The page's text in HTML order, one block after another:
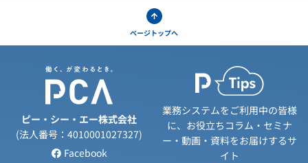
ページトップへ
ピー・シー・エー株式会社
(法人番号：4010001027327)
Facebook
業務システムをご利用中の皆様
に、お役立ちコラム・セミナ
ー・動画・資料をお届けするサ
イト